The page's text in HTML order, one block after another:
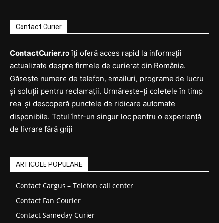
Contact Curier
ContactCurier.roîți oferă acces rapid la informații
actualizate despre firmele de curierat din România.
Găsește numere de telefon, emailuri, programe de lucru
și soluții pentru reclamații. Urmărește-ți coletele în timp
real și descoperă punctele de ridicare automate
disponibile. Totul într-un singur loc pentru o experiență
de livrare fără griji
ARTICOLE POPULARE
Contact Cargus – Telefon call center
Contact Fan Courier
Contact Sameday Curier